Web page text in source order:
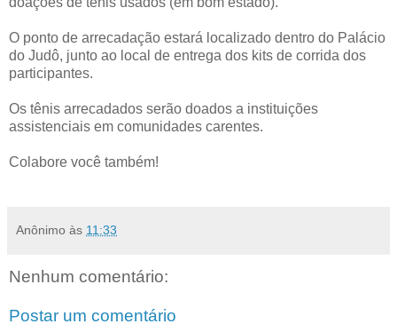
O ponto de arrecadação estará localizado dentro do Palácio
do Judô, junto ao local de entrega dos kits de corrida dos
participantes.
Os tênis arrecadados serão doados a instituições
assistenciais em comunidades carentes.
Colabore você também!
Anônimo às 11:33
Nenhum comentário:
Postar um comentário